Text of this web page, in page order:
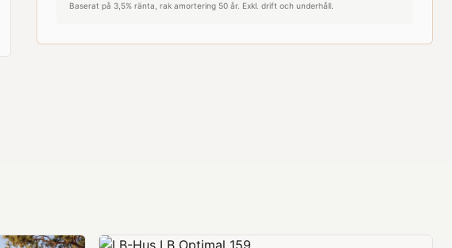
Baserat på 3,5% ränta, rak amortering 50 år. Exkl. drift och underhåll.